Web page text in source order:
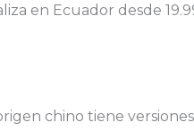
en Ecuador desde
chino tiene